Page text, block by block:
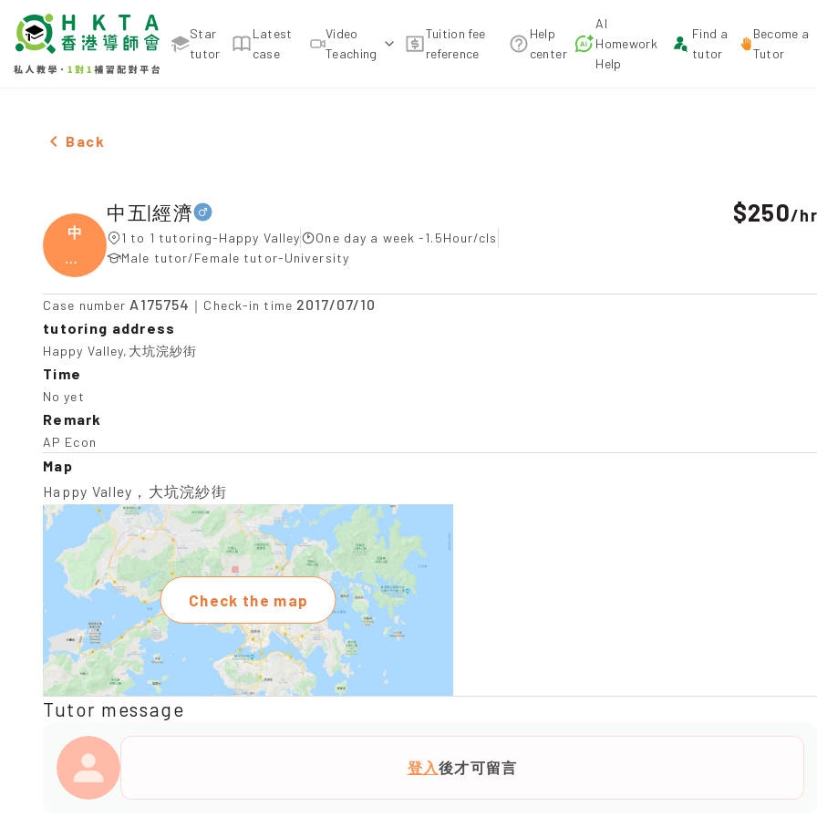
Star
tutor
Latest
case
Video
Teaching
Tuition fee
reference
Help
center
AI
Homework
Help
Find a
tutor
Become a
Tutor
Male 中五|經濟，Happy Valley Tuition recommendation
Back
中
經濟
中五|經濟
1 to 1 tutoring-Happy Valley
One day a week -1.5Hour/cls
Male tutor/Female tutor-University
$250/hr
Case number A175754 ｜Check-in time 2017/07/10
tutoring address
Happy Valley,大坑浣紗街
Time
No yet
Remark
AP Econ
Map
Happy Valley，大坑浣紗街
Check the map
Tutor message
登入後才可留言